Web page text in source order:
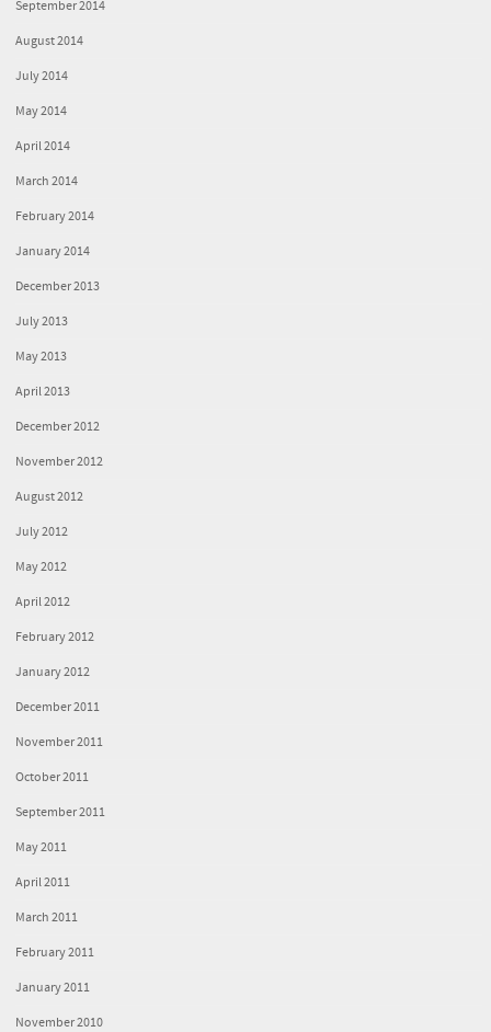
September 2014
August 2014
July 2014
May 2014
April 2014
March 2014
February 2014
January 2014
December 2013
July 2013
May 2013
April 2013
December 2012
November 2012
August 2012
July 2012
May 2012
April 2012
February 2012
January 2012
December 2011
November 2011
October 2011
September 2011
May 2011
April 2011
March 2011
February 2011
January 2011
November 2010